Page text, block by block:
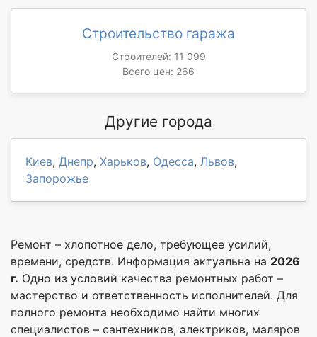
Строительство гаража
Строителей: 11 099
Всего цен: 266
Другие города
Киев, Днепр, Харьков, Одесса, Львов,
Запорожье
Ремонт – хлопотное дело, требующее усилий,
времени, средств. Информация актуальна на 2026
г. Одно из условий качества ремонтных работ –
мастерство и ответственность исполнителей. Для
полного ремонта необходимо найти многих
специалистов – сантехников, электриков, маляров